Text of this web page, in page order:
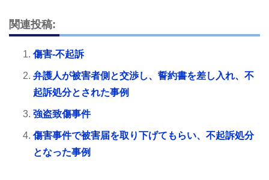
関連投稿:
傷害-不起訴
弁護人が被害者側と交渉し、誓約書を差し入れ、不
起訴処分とされた事例
強盗致傷事件
傷害事件で被害届を取り下げてもらい、不起訴処分
となった事例